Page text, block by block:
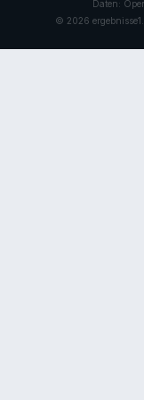
Daten:
© 2026